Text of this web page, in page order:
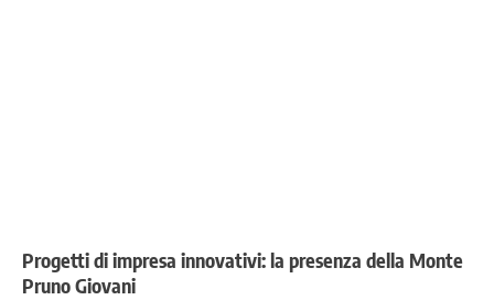
Progetti di impresa innovativi: la presenza della Monte
Pruno Giovani